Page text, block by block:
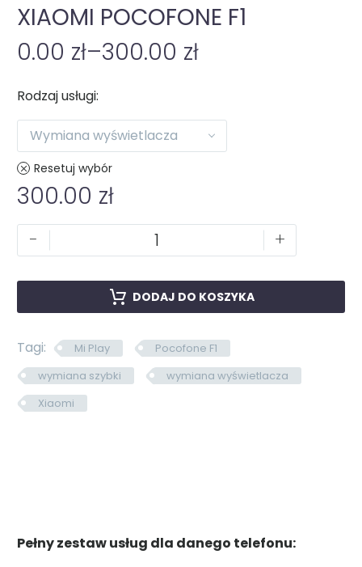
XIAOMI POCOFONE F1
0.00 zł–300.00 zł
Rodzaj usługi
Wymiana wyświetlacza
Resetuj wybór
300.00 zł
- +
DODAJ DO KOSZYKA
Tagi: Mi Play
Pocofone F1
wymiana szybki
wymiana wyświetlacza
Xiaomi
Pełny zestaw usług dla danego telefonu: